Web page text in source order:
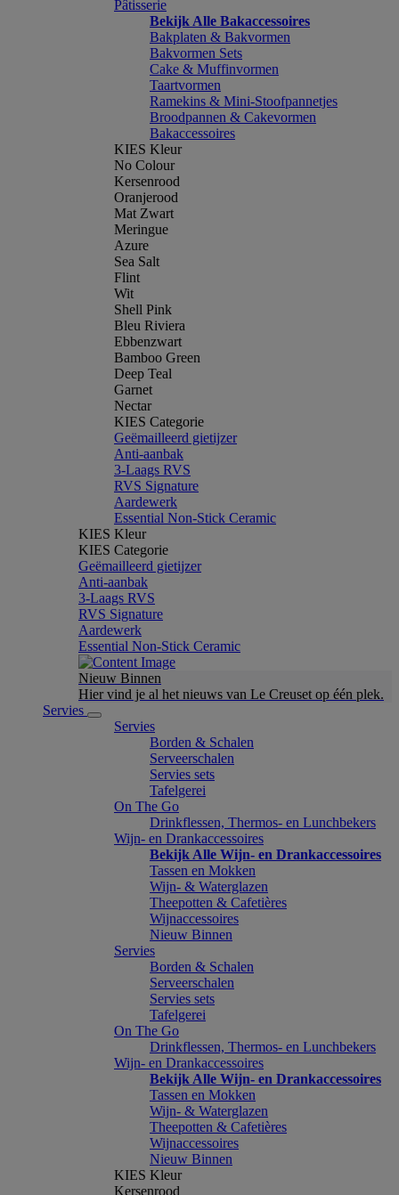
Pâtisserie
Bekijk Alle Bakaccessoires
Bakplaten & Bakvormen
Bakvormen Sets
Cake & Muffinvormen
Taartvormen
Ramekins & Mini-Stoofpannetjes
Broodpannen & Cakevormen
Bakaccessoires
KIES Kleur
No Colour
Kersenrood
Oranjerood
Mat Zwart
Meringue
Azure
Sea Salt
Flint
Wit
Shell Pink
Bleu Riviera
Ebbenzwart
Bamboo Green
Deep Teal
Garnet
Nectar
KIES Categorie
Geëmailleerd gietijzer
Anti-aanbak
3-Laags RVS
RVS Signature
Aardewerk
Essential Non-Stick Ceramic
KIES Kleur
KIES Categorie
Geëmailleerd gietijzer
Anti-aanbak
3-Laags RVS
RVS Signature
Aardewerk
Essential Non-Stick Ceramic
Nieuw Binnen
Hier vind je al het nieuws van Le Creuset op één plek.
Servies
Servies
Borden & Schalen
Serveerschalen
Servies sets
Tafelgerei
On The Go
Drinkflessen, Thermos- en Lunchbekers
Wijn- en Drankaccessoires
Bekijk Alle Wijn- en Drankaccessoires
Tassen en Mokken
Wijn- & Waterglazen
Theepotten & Cafetières
Wijnaccessoires
Nieuw Binnen
Servies
Borden & Schalen
Serveerschalen
Servies sets
Tafelgerei
On The Go
Drinkflessen, Thermos- en Lunchbekers
Wijn- en Drankaccessoires
Bekijk Alle Wijn- en Drankaccessoires
Tassen en Mokken
Wijn- & Waterglazen
Theepotten & Cafetières
Wijnaccessoires
Nieuw Binnen
KIES Kleur
Kersenrood